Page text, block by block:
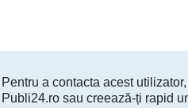
Pentru a contacta acest
Publi24.ro sau creează-ți rapid